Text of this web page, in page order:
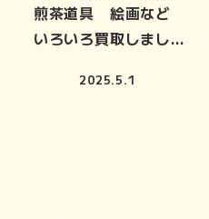
煎茶道具 絵画など
いろいろ買取しまし…
2025.5.1